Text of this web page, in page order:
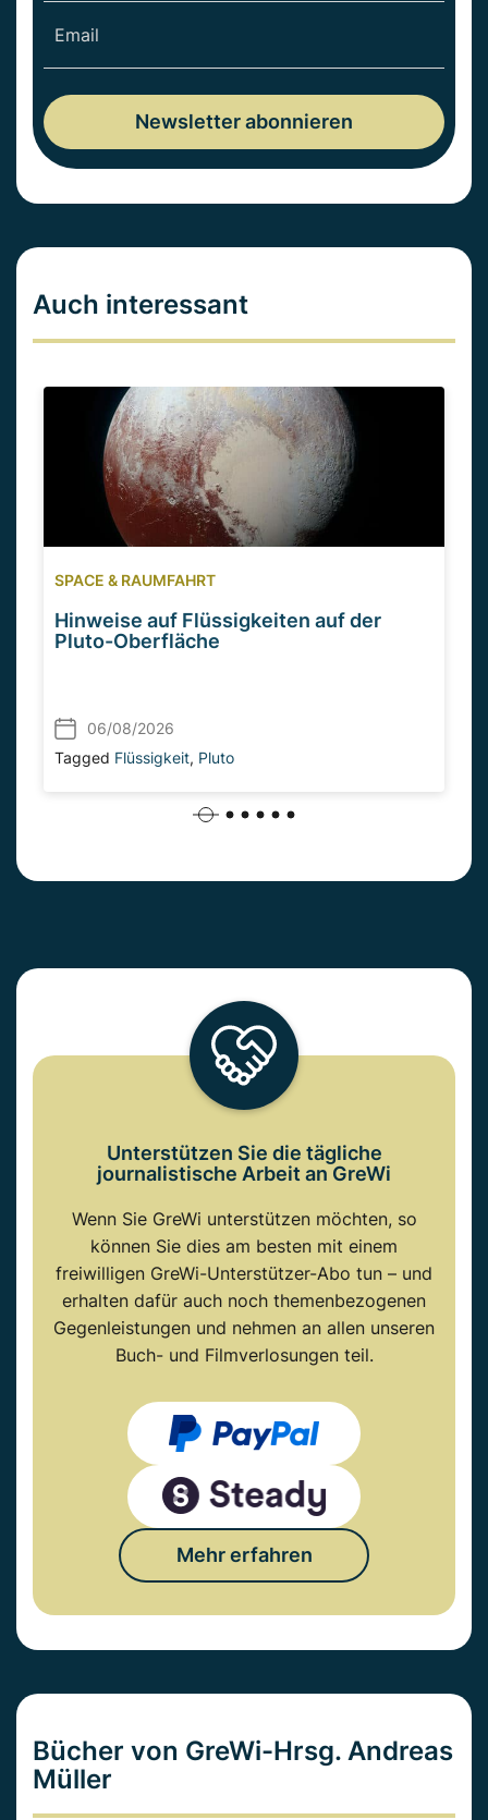
Auch interessant
SPACE & RAUMFAHRT
Hinweise auf Flüssigkeiten auf der
Pluto-Oberfläche
06/08/2026
Tagged Flüssigkeit, Pluto
Unterstützen Sie die tägliche
journalistische Arbeit an GreWi
Wenn Sie GreWi unterstützen möchten, so
können Sie dies am besten mit einem
freiwilligen GreWi-Unterstützer-Abo tun – und
erhalten dafür auch noch themenbezogenen
Gegenleistungen und nehmen an allen unseren
Buch- und Filmverlosungen teil.
Mehr erfahren
Bücher von GreWi-Hrsg. Andreas
Müller